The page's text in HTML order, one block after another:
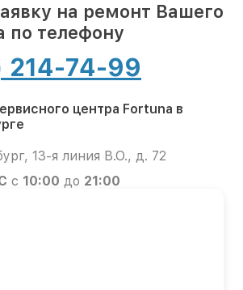
на ремонт Вашего
по телефону
214-74-99
центра Fortuna в
13-я линия В.О., д. 72
с 10:00 до 21:00